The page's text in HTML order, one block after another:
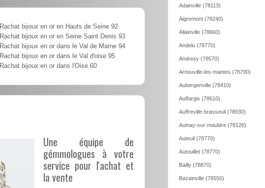
Rachat bijoux en or en Hauts de Seine 92
Rachat bijoux en or en Seine Saint Denis 93
Rachat bijoux en or dans le Val de Marne 94
Rachat bijoux en or dans le Val d'oise 95
Rachat bijoux en or dans l'Oise 60
Une équipe de
gémmologues à votre
service pour l'achat et
la vente
Adainville (78113)
Aigremont (78240)
Allainville (78660)
Andelu (78770)
Andresy (78570)
Arnouville-les-mantes (78790)
Aubergenville (78410)
Auffargis (78610)
Auffreville-brasseuil (78930)
Aulnay-sur-mauldre (78126)
Auteuil (78770)
Autouillet (78770)
Bailly (78870)
Bazainville (78550)